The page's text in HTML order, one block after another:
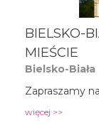
MIEŚCIE
Bielsko-Biała
Zapraszamy
więcej >>